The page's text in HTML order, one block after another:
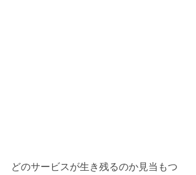
どのサービスが生き残るのか見当もつ